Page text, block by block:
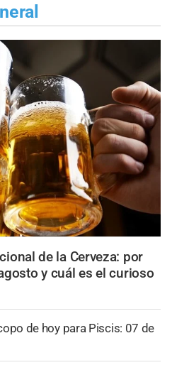
de la Cerveza: por
y cuál es el curioso
de hoy para Piscis: 07 de